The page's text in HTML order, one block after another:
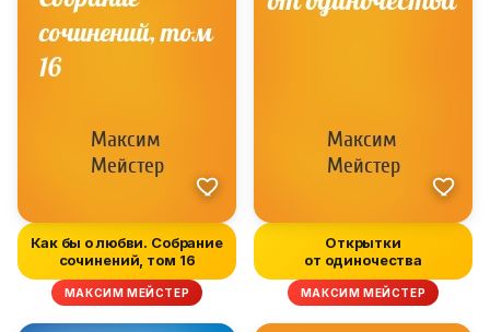
Как бы о любви. Собрание
сочинений, том 16
МАКСИМ МЕЙСТЕР
Открытки
от одиночества
МАКСИМ МЕЙСТЕР